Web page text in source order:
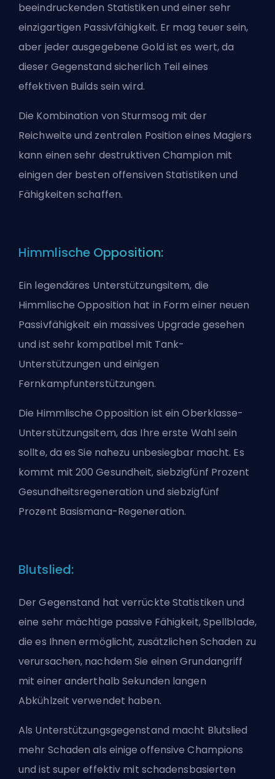
beeindruckenden Statistiken und einer sehr
einzigartigen Passivfähigkeit. Er mag teuer sein,
aber jeder ausgegebene Gold ist es wert, da
dieser Gegenstand sicherlich Teil eines
effektiven Builds sein wird.
Die Kombination von Sturmsog mit der
Reichweite und zentralen Position eines Magiers
kann einen sehr destruktiven Champion mit
einigen der besten offensiven Statistiken und
Fähigkeiten schaffen.
Himmlische Opposition:
Ein legendäres Unterstützungsitem, die
Himmlische Opposition hat in Form einer neuen
Passivfähigkeit ein massives Upgrade gesehen
und ist sehr kompatibel mit Tank-
Unterstützungen und einigen
Fernkampfunterstützungen.
Die Himmlische Opposition ist ein Oberklasse-
Unterstützungsitem, das Ihre erste Wahl sein
sollte, da es Sie nahezu unbesiegbar macht. Es
kommt mit 200 Gesundheit, siebzigfünf Prozent
Gesundheitsregeneration und siebzigfünf
Prozent Basismana-Regeneration.
Blutslied:
Der Gegenstand hat verrückte Statistiken und
eine sehr mächtige passive Fähigkeit, Spellblade,
die es Ihnen ermöglicht, zusätzlichen Schaden zu
verursachen, nachdem Sie einen Grundangriff
mit einer anderthalb Sekunden langen
Abkühlzeit verwendet haben.
Als Unterstützungsgegenstand macht Blutslied
mehr Schaden als einige offensive Champions
und ist super effektiv mit schadensbasierten